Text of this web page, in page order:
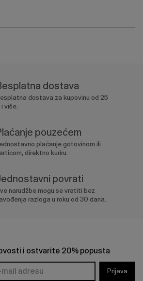
dostava
dostava za kupovinu od 25
više.
pouzećem
plaćanje gotovinom ili
direktno kuriru.
povrati
narudžbe mogu se vratiti bez
razloga u roku od 30 dana.
i ostvarite 20% popusta
Prijava